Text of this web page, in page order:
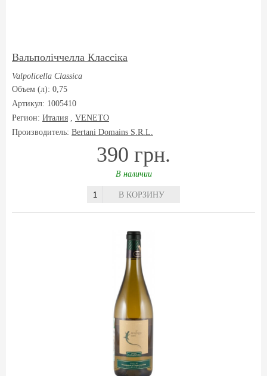
Вальполіччелла Классіка
Valpolicella Classica
Объем (л): 0,75
Артикул: 1005410
Регион: Италия , VENETO
Производитель: Bertani Domains S.R.L.
390 грн.
В наличии
В КОРЗИНУ